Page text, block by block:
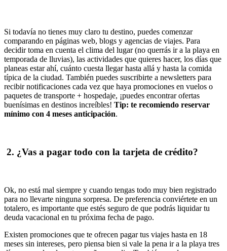
Si todavía no tienes muy claro tu destino, puedes comenzar
comparando en páginas web, blogs y agencias de viajes. Para
decidir toma en cuenta el clima del lugar (no querrás ir a la playa en
temporada de lluvias), las actividades que quieres hacer, los días que
planeas estar ahí, cuánto cuesta llegar hasta allá y hasta la comida
típica de la ciudad. También puedes suscribirte a newsletters para
recibir notificaciones cada vez que haya promociones en vuelos o
paquetes de transporte + hospedaje, ¡puedes encontrar ofertas
buenísimas en destinos increíbles! Tip: te recomiendo reservar
mínimo con 4 meses anticipación.
2. ¿Vas a pagar todo con la tarjeta de crédito?
Ok, no está mal siempre y cuando tengas todo muy bien registrado
para no llevarte ninguna sorpresa. De preferencia conviértete en un
totalero, es importante que estés seguro de que podrás liquidar tu
deuda vacacional en tu próxima fecha de pago.
Existen promociones que te ofrecen pagar tus viajes hasta en 18
meses sin intereses, pero piensa bien si vale la pena ir a la playa tres